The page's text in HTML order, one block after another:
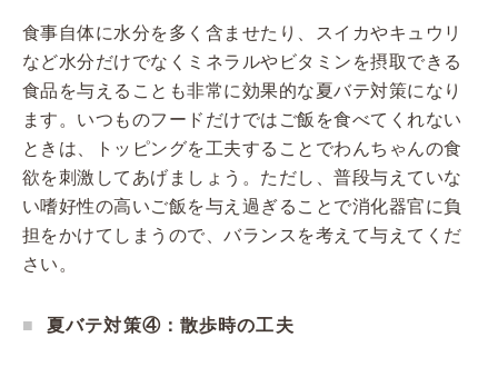
食事自体に水分を多く含ませたり、スイカやキュウリ
など水分だけでなくミネラルやビタミンを摂取できる
食品を与えることも非常に効果的な夏バテ対策になり
ます。いつものフードだけではご飯を食べてくれない
ときは、トッピングを工夫することでわんちゃんの食
欲を刺激してあげましょう。ただし、普段与えていな
い嗜好性の高いご飯を与え過ぎることで消化器官に負
担をかけてしまうので、バランスを考えて与えてくだ
さい。
夏バテ対策④：散歩時の工夫